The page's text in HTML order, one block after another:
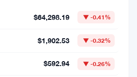
$64,298.19 ▼ -0.41%
$1,902.53 ▼ -0.32%
$592.94 ▼ -0.26%